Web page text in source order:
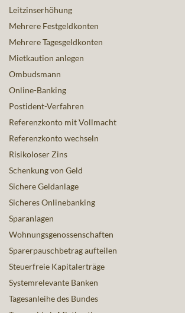
Leitzinserhöhung
Mehrere Festgeldkonten
Mehrere Tagesgeldkonten
Mietkaution anlegen
Ombudsmann
Online-Banking
Postident-Verfahren
Referenzkonto mit Vollmacht
Referenzkonto wechseln
Risikoloser Zins
Schenkung von Geld
Sichere Geldanlage
Sicheres Onlinebanking
Sparanlagen
Wohnungsgenossenschaften
Sparerpauschbetrag aufteilen
Steuerfreie Kapitalerträge
Systemrelevante Banken
Tagesanleihe des Bundes